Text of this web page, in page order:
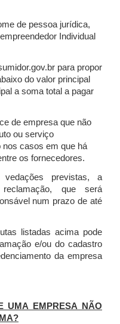
de pessoa jurídica,
Individual
para propor
do valor principal
a soma total a pagar
de empresa que não
ou serviço
nos casos em que há
os fornecedores.
previstas, a
que será
num prazo de até
listadas acima pode
e/ou do cadastro
da empresa
UMA EMPRESA NÃO